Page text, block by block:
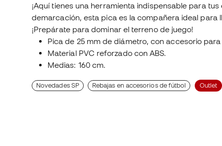
¡Aquí tienes una herramienta indispensable para
demarcación, esta pica es la compañera ideal para
¡Prepárate para dominar el terreno de juego!
Pica de 25 mm de diámetro, con accesorio
Material PVC reforzado con ABS.
Medias: 160 cm.
Novedades SP Rebajas en accesorios de fútbol Outlet